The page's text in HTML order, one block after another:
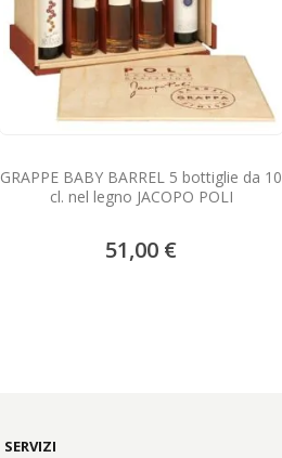
GRAPPE BABY BARREL 5 bottiglie da 10
cl. nel legno JACOPO POLI
51,00 €
SERVIZI